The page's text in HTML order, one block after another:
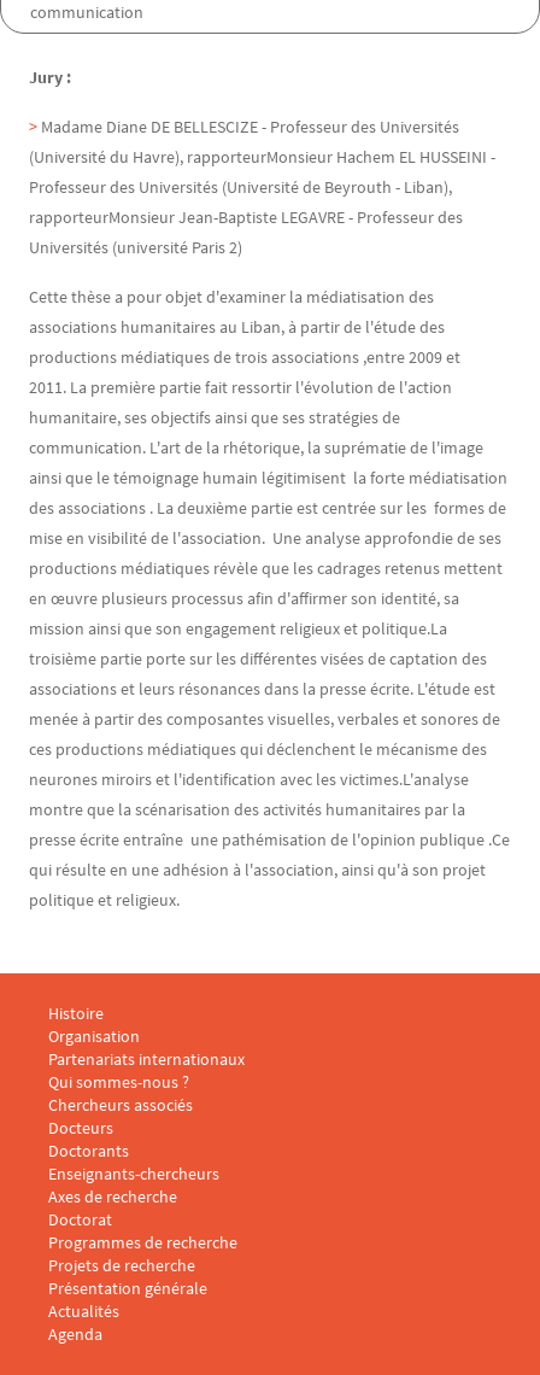
communication
Jury :
Madame Diane DE BELLESCIZE - Professeur des Universités
(Université du Havre), rapporteurMonsieur Hachem EL HUSSEINI -
Professeur des Universités (Université de Beyrouth - Liban),
rapporteurMonsieur Jean-Baptiste LEGAVRE - Professeur des
Universités (université Paris 2)
Cette thèse a pour objet d'examiner la médiatisation des
associations humanitaires au Liban, à partir de l'étude des
productions médiatiques de trois associations ,entre 2009 et
2011. La première partie fait ressortir l'évolution de l'action
humanitaire, ses objectifs ainsi que ses stratégies de
communication. L'art de la rhétorique, la suprématie de l'image
ainsi que le témoignage humain légitimisent la forte médiatisation
des associations . La deuxième partie est centrée sur les formes de
mise en visibilité de l'association. Une analyse approfondie de ses
productions médiatiques révèle que les cadrages retenus mettent
en œuvre plusieurs processus afin d'affirmer son identité, sa
mission ainsi que son engagement religieux et politique.La
troisième partie porte sur les différentes visées de captation des
associations et leurs résonances dans la presse écrite. L'étude est
menée à partir des composantes visuelles, verbales et sonores de
ces productions médiatiques qui déclenchent le mécanisme des
neurones miroirs et l'identification avec les victimes.L'analyse
montre que la scénarisation des activités humanitaires par la
presse écrite entraîne une pathémisation de l'opinion publique .Ce
qui résulte en une adhésion à l'association, ainsi qu'à son projet
politique et religieux.
Menu footer CARISM 1
Histoire
Organisation
Partenariats internationaux
Qui sommes-nous ?
Menu footer CARISM 2
Chercheurs associés
Docteurs
Doctorants
Enseignants-chercheurs
Menu footer CARISM 3
Axes de recherche
Doctorat
Programmes de recherche
Projets de recherche
Présentation générale
Menu footer CARISM 4
Actualités
Agenda